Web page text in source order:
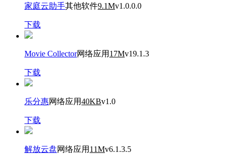
家庭云助手其他软件9.1Mv1.0.0.0
下载
Movie Collector网络应用 17Mv19.1.3
下载
乐分惠网络应用40KBv1.0
下载
解放云盘网络应用 11Mv6.1.3.5